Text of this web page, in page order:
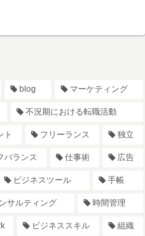
blog マーケティング
不況期における転職活動
ト フリーランス 独立
バランス 仕事術 広告
ビジネスツール 手帳
サルティング 時間管理
ビジネススキル 組織